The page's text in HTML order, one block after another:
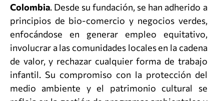
Colombia. Desde su fundación, se han adherido a
principios de bio-comercio y negocios verdes,
enfocándose en generar empleo equitativo,
involucrar a las comunidades locales en la cadena
de valor, y rechazar cualquier forma de trabajo
infantil. Su compromiso con la protección del
medio ambiente y el patrimonio cultural se